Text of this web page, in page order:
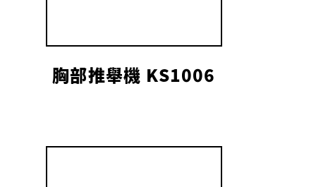
胸部推舉機 KS1006